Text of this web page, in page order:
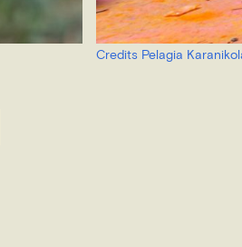
Credits Pelagia